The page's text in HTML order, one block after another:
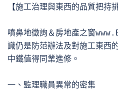
【施工治理與東西的品質把持
噴鼻地徵詢＆房地產之窗
識仍是防范辦法及對施工東西
中鐵值得同業進修。
一、監理職員異常的密集